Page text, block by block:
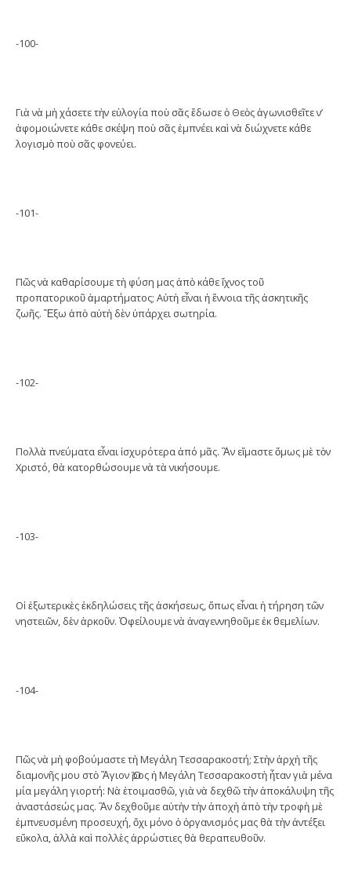
-100-
Γιὰ νὰ μὴ χάσετε τὴν εὐλογία ποὺ σᾶς ἔδωσε ὁ Θεὸς ἀγωνισθεῖτε ν’
ἀφομοιώνετε κάθε σκέψη ποὺ σᾶς ἐμπνέει καὶ νὰ διώχνετε κάθε
λογισμὸ ποὺ σᾶς φονεύει.
-101-
Πῶς νὰ καθαρίσουμε τὴ φύση μας ἀπὸ κάθε ἴχνος τοῦ
προπατορικοῦ ἁμαρτήματος; Αὐτὴ εἶναι ἡ ἔννοια τῆς ἀσκητικῆς
ζωῆς. Ἔξω ἀπὸ αὐτὴ δὲν ὑπάρχει σωτηρία.
-102-
Πολλὰ πνεύματα εἶναι ἰσχυρότερα ἀπό μᾶς. Ἂν εἴμαστε ὅμως μὲ τὸν
Χριστό, θὰ κατορθώσουμε νὰ τὰ νικήσουμε.
-103-
Οἱ ἐξωτερικὲς ἐκδηλώσεις τῆς ἀσκήσεως, ὅπως εἶναι ἡ τήρηση τῶν
νηστειῶν, δὲν ἀρκοῦν. Ὀφείλουμε νὰ ἀναγεννηθοῦμε ἐκ θεμελίων.
-104-
Πῶς νὰ μὴ φοβούμαστε τὴ Μεγάλη Τεσσαρακοστή; Στὴν ἀρχὴ τῆς
διαμονῆς μου στὸ Ἅγιον Ὅρος ἡ Μεγάλη Τεσσαρακοστὴ ἦταν γιὰ μένα
μία μεγάλη γιορτή: Νὰ ἑτοιμασθῶ, γιὰ νὰ δεχθῶ τὴν ἀποκάλυψη τῆς
ἀναστάσεώς μας. Ἂν δεχθοῦμε αὐτὴν τὴν ἀποχὴ ἀπὸ τὴν τροφὴ μὲ
ἐμπνευσμένη προσευχή, ὄχι μόνο ὁ ὀργανισμός μας θὰ τὴν ἀντέξει
εὔκολα, ἀλλὰ καὶ πολλὲς ἀρρώστιες θὰ θεραπευθοῦν.